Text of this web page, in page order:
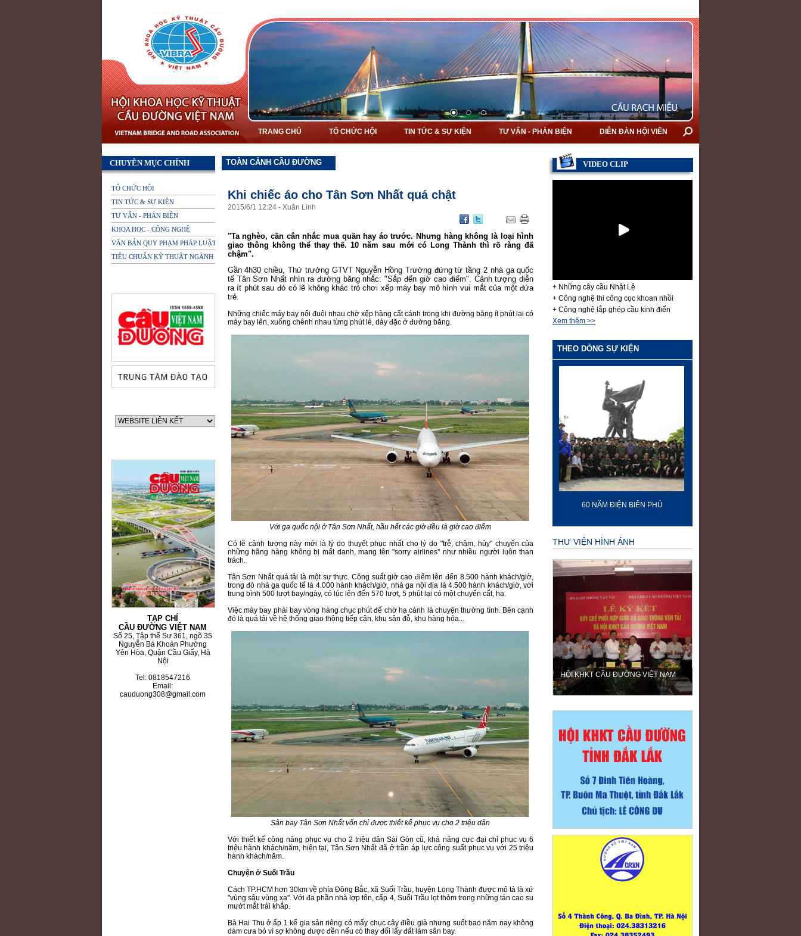
TRANG CHỦ TỔ CHỨC HỘI TIN TỨC & SỰ KIỆN TƯ VẤN - PHẢN BIỆN DIỄN ĐÀN HỘI VIÊN
CHUYÊN MỤC CHÍNH
TỔ CHỨC HỘI
TIN TỨC & SỰ KIỆN
TƯ VẤN - PHẢN BIỆN
KHOA HOC - CÔNG NGHỆ
VĂN BẢN QUY PHẠM PHÁP LUẬT
TIÊU CHUẨN KỸ THUẬT NGÀNH
TẠP CHÍ
CẦU ĐƯỜNG VIỆT NAM
Số 25, Tập thể Sư 361, ngõ 35
Nguyễn Bá Khoản Phường
Yên Hòa, Quận Cầu Giấy, Hà
Nội
Tel: 0818547216
Email:
cauduong308@gmail.com
TOÀN CẢNH CẦU ĐƯỜNG
Khi chiếc áo cho Tân Sơn Nhất quá chật
2015/6/1 12:24- Xuân Linh
"Ta nghèo, cần cân nhắc mua quần hay áo trước. Nhưng hàng không là loại hình
giao thông không thể thay thế. 10 năm sau mới có Long Thành thì rõ ràng đã
chậm".
Gần 4h30 chiều, Thứ trưởng GTVT Nguyễn Hồng Trường đứng từ tầng 2 nhà ga quốc
tế Tân Sơn Nhất nhìn ra đường băng nhắc: "Sắp đến giờ cao điểm". Cảnh tượng diễn
ra ít phút sau đó có lẽ không khác trò chơi xếp máy bay mô hình vui mắt của một đứa
trẻ.
Những chiếc máy bay nối đuôi nhau chờ xếp hàng cất cánh trong khi đường băng ít phút lại có
máy bay lên, xuống chênh nhau từng phút lẻ, dày đặc ở đường băng.
Với ga quốc nội ở Tân Sơn Nhất, hầu hết các giờ đều là giờ cao điểm
Có lẽ cảnh tượng này mới là lý do thuyết phục nhất cho lý do "trễ, chậm, hủy" chuyến của
những hãng hàng không bị mất danh, mang tên "sorry airlines" như nhiều người luôn than
trách.
Tân Sơn Nhất quá tải là một sự thực. Công suất giờ cao điểm lên đến 8.500 hành khách/giờ,
trong đó nhà ga quốc tế là 4.000 hành khách/giờ, nhà ga nội địa là 4.500 hành khách/giờ, với
trung bình 500 lượt bay/ngày, có lúc lên đến 570 lượt, 5 phút lại có một chuyến cất, hạ.
Việc máy bay phải bay vòng hàng chục phút để chờ hạ cánh là chuyện thường tình. Bên cạnh
đó là quá tải về hệ thống giao thông tiếp cận, khu sân đỗ, khu hàng hóa...
Sân bay Tân Sơn Nhất vốn chỉ được thiết kế phục vụ cho 2 triệu dân
Với thiết kế công năng phục vụ cho 2 triệu dân Sài Gòn cũ, khả năng cực đại chỉ phục vụ 6
triệu hành khách/năm, hiện tại, Tân Sơn Nhất đã ở trần áp lực công suất phục vụ với 25 triệu
hành khách/năm.
Chuyện ở Suối Trầu
Cách TP.HCM hơn 30km về phía Đông Bắc, xã Suối Trầu, huyện Long Thành được mô tả là xứ
"vùng sâu vùng xa". Với đa phần nhà lợp tôn, cấp 4, Suối Trầu lọt thỏm trong những tán cao su
mướt mắt trải khắp.
Bà Hai Thu ở ấp 1 kể gia sản riêng có mấy chục cây điều già nhưng suốt bao năm nay không
dám cưa bỏ vì sợ không được đền nếu có thay đổi lấy đất làm sân bay.
VIDEO CLIP
+ Những cây cầu Nhật Lệ
+ Công nghệ thi công cọc khoan nhồi
+ Công nghệ lắp ghép cầu kinh điển
Xem thêm >>
THEO DÒNG SỰ KIỆN
60 NĂM ĐIỆN BIÊN PHỦ
70 NĂM GTVT VIỆT NAM (1945 -
THƯ VIỆN HÌNH ẢNH
HỘI KHKT CẦU ĐƯỜNG VIỆT NAM